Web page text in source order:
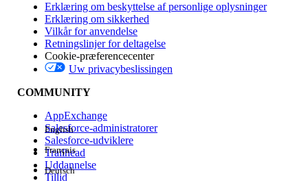
Version
Experience
Erklæring om beskyttelse af personlige oplysninger
Erklæring om sikkerhed
Vilkår for anvendelse
Retningslinjer for deltagelse
Cookie-præferencecenter
Uw privacybeslissingen
COMMUNITY
AppExchange
Salesforce-administratorer
Salesforce-udviklere
Trailhead
Uddannelse
Tillid
English
Français
Deutsch